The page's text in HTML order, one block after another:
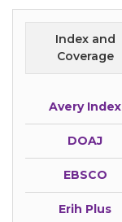
Index and
Coverage
Avery Index
DOAJ
EBSCO
Erih Plus